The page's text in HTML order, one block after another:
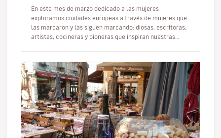
En este mes de marzo dedicado a las mujeres
exploramos ciudades europeas a través de mujeres que
las marcaron y las siguen marcando: diosas, escritoras,
artistas, cocineras y pioneras que inspiran nuestras